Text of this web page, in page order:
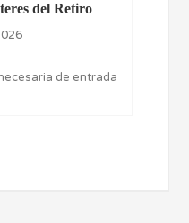
del Retiro
de entrada